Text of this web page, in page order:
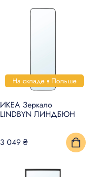
На складе в Польше
ИКЕА Зеркало
LINDBYN ЛИНДБЮН
3 049 ₴